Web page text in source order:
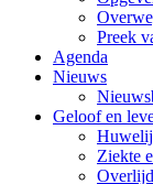
Preek
Agenda
Nieuws
Geloof en
Ziekte